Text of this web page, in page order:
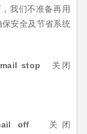
我们不准备再用
安全及节省系统
stop
关闭
off
关闭